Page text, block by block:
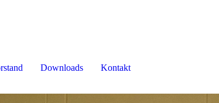
Downloads Kontakt